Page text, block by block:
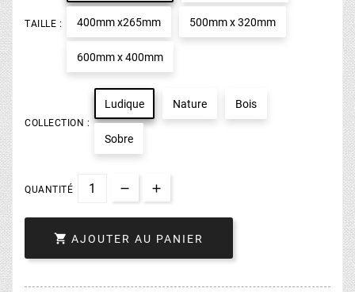
TAILLE : 400mm x265mm 500mm x 320mm
600mm x 400mm
COLLECTION :
Ludique Nature Bois
Sobre
QUANTITÉ
 AJOUTER AU PANIER